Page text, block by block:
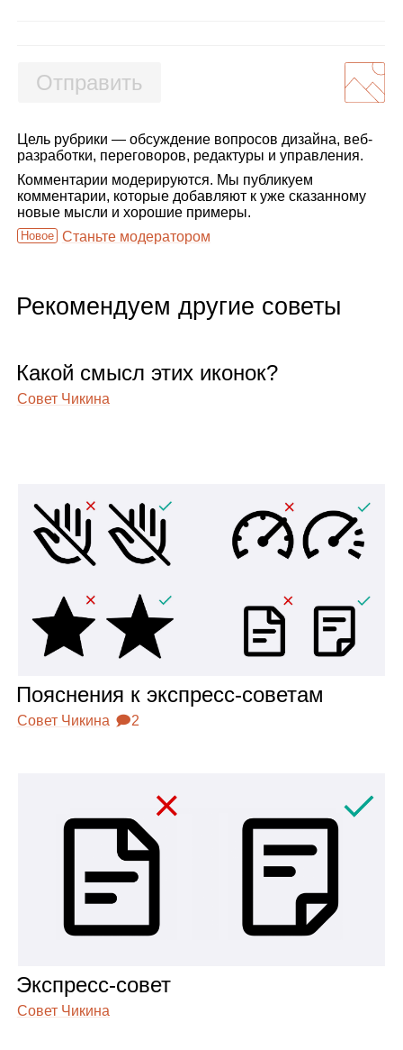
Отправить
Цель рубрики — обсуждение вопросов дизайна, веб-
разработки, переговоров, редактуры и управления.
Комментарии модерируются. Мы публикуем
комментарии, которые добавляют к уже сказанному
новые мысли и хорошие примеры.
Новое Станьте модератором
Рекомендуем другие советы
Какой смысл этих ико­нок?
Совет Чикина
Пояс­не­ния к экс­пресс‑сове­там
Совет Чикина 🗩2
Экс­пресс‑совет
Совет Чикина